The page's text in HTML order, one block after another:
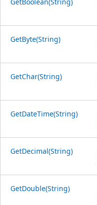
GetByte(String)
GetChar(String)
GetDateTime(String)
GetDecimal(String)
GetDouble(String)